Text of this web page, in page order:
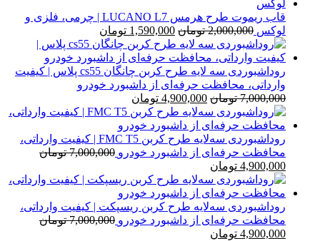
قاب ریموت طرح هرمس LUCANO L7 | چرمی، فلزی و
لوکس 2,000,000 تومان قیمت
اصلی
2,000,000 تومان
بود.
1,590,000 تومان
فعلی
1,590,000 تومان
است.روداشبوردی سه‌ لایه طرح کربن چانگان cs55 پلاس | کیفیت
وارداتی، محافظت حرفه‌ای از داشبورد خودرو
7,000,000 تومان قیمت
اصلی
7,000,000 تومان
بود.
4,900,000 تومان
فعلی
است.
روداشبوردی سه‌لایه طرح کربن FMC T5 | کیفیت وارداتی،
محافظت حرفه‌ای از داشبورد خودرو 7,000,000 تومان
قیمت
اصلی
7,000,000 تومان
بود.
4,900,000 تومان
فعلی
4,900,000 تومان
است.
روداشبوردی سه‌لایه طرح کربن ریسپکت | کیفیت وارداتی،
محافظت حرفه‌ای از داشبورد خودرو 7,000,000 تومان
قیمت
4,900,000 تومان